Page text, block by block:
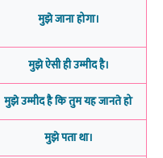
मुझे जाना होगा।
मुझे ऐसी ही उम्मीद है।
मुझे उम्मीद है कि तुम यह जानते हो
मुझे पता था।